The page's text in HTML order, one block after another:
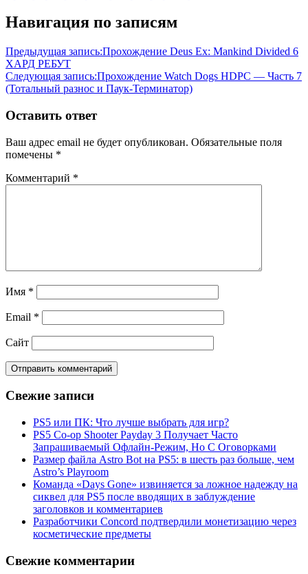
Навигация по записям
Предыдущая запись:Прохождение Deus Ex: Mankind Divided 6
ХАРД РЕБУТ
Следующая запись:Прохождение Watch Dogs HDPC — Часть 7
(Тотальный разнос и Паук-Терминатор)
Оставить ответ
Ваш адрес email не будет опубликован. Обязательные поля
помечены *
Комментарий *
Имя *
Email *
Сайт
Свежие записи
PS5 или ПК: Что лучше выбрать для игр?
PS5 Co-op Shooter Payday 3 Получает Часто
Запрашиваемый Офлайн-Режим, Но С Оговорками
Размер файла Astro Bot на PS5: в шесть раз больше, чем
Astro’s Playroom
Команда «Days Gone» извиняется за ложное надежду на
сиквел для PS5 после вводящих в заблуждение
заголовков и комментариев
Разработчики Concord подтвердили монетизацию через
косметические предметы
Свежие комментарии